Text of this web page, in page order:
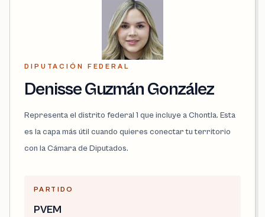
DIPUTACIÓN FEDERAL
Denisse Guzmán González
Representa el distrito federal 1 que incluye a Chontla. Esta
es la capa más útil cuando quieres conectar tu territorio
con la Cámara de Diputados.
PARTIDO
PVEM